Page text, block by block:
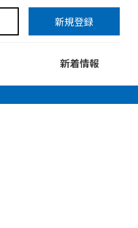
新着情報
新規登録